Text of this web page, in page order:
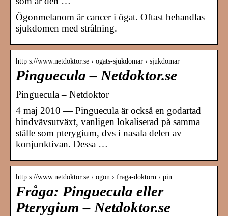
Ögonmelanom är cancer i ögat. Oftast behandlas
sjukdomen med strålning.
http s://www.netdoktor.se › ogats-sjukdomar › sjukdomar
Pinguecula – Netdoktor.se
Pinguecula – Netdoktor
4 maj 2010 — Pinguecula är också en godartad
bindvävsutväxt, vanligen lokaliserad på samma
ställe som pterygium, dvs i nasala delen av
konjunktivan. Dessa …
http s://www.netdoktor.se › ogon › fraga-doktorn › pin…
Fråga: Pinguecula eller
Pterygium – Netdoktor.se